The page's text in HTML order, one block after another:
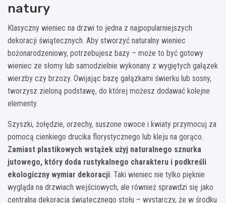
natury
Klasyczny wieniec na drzwi to jedna z najpopularniejszych
dekoracji świątecznych. Aby stworzyć naturalny wieniec
bożonarodzeniowy, potrzebujesz bazy – może to być gotowy
wieniec ze słomy lub samodzielnie wykonany z wygiętych gałązek
wierzby czy brzozy. Owijając bazę gałązkami świerku lub sosny,
tworzysz zieloną podstawę, do której możesz dodawać kolejne
elementy.
Szyszki, żołędzie, orzechy, suszone owoce i kwiaty przymocuj za
pomocą cienkiego drucika florystycznego lub kleju na gorąco.
Zamiast plastikowych wstążek użyj naturalnego sznurka
jutowego, który doda rustykalnego charakteru i podkreśli
ekologiczny wymiar dekoracji. Taki wieniec nie tylko pięknie
wygląda na drzwiach wejściowych, ale również sprawdzi się jako
centralna dekoracja świątecznego stołu – wystarczy, że w środku